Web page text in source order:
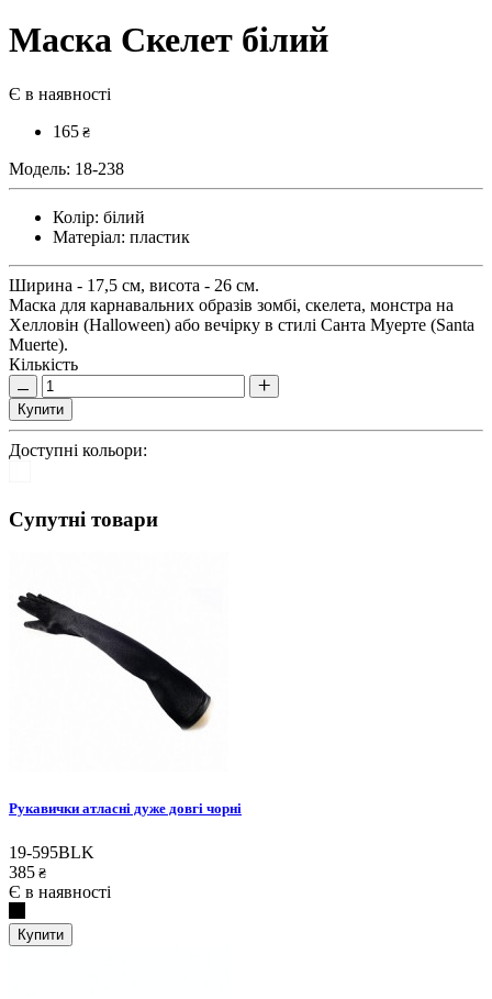
Маска Скелет білий
Є в наявності
165 ₴
Модель: 18-238
Колір: білий
Матеріал: пластик
Ширина - 17,5 см, висота - 26 см.
Маска для карнавальних образів зомбі, скелета, монстра на
Хелловін (Halloween) або вечірку в стилі Санта Муерте (Santa
Muerte).
Кількість
Купити
Доступні кольори:
Супутні товари
Рукавички атласні дуже довгі чорні
19-595BLK
385 ₴
Є в наявності
Купити